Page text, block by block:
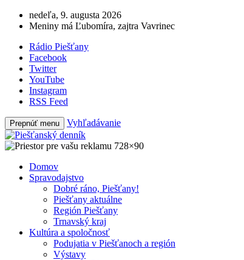
nedeľa, 9. augusta 2026
Meniny má Ľubomíra, zajtra Vavrinec
Rádio Piešťany
Facebook
Twitter
YouTube
Instagram
RSS Feed
Prepnúť menu Vyhľadávanie
Domov
Spravodajstvo
Dobré ráno, Piešťany!
Piešťany aktuálne
Región Piešťany
Trnavský kraj
Kultúra a spoločnosť
Podujatia v Piešťanoch a región
Výstavy